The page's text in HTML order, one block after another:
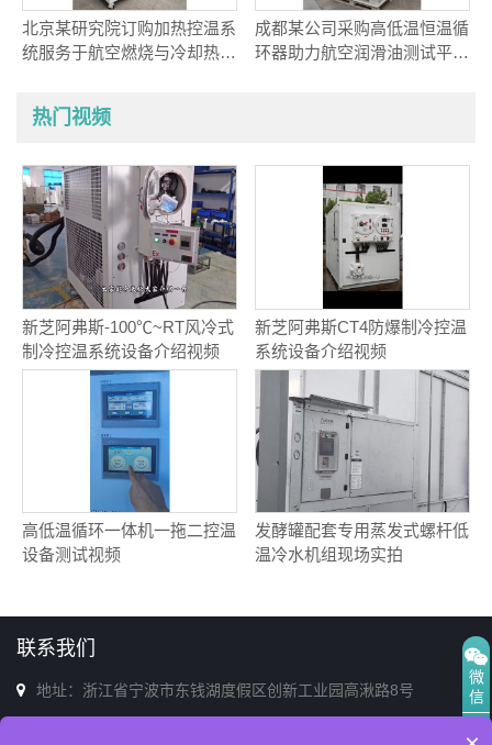
北京某研究院订购加热控温系
统服务于航空燃烧与冷却热耦
成都某公司采购高低温恒温循
环器助力航空润滑油测试平台
热门视频
新芝阿弗斯-100℃~RT风冷式
制冷控温系统设备介绍视频
新芝阿弗斯CT4防爆制冷控温
系统设备介绍视频
高低温循环一体机一拖二控温
设备测试视频
发酵罐配套专用蒸发式螺杆低
温冷水机组现场实拍
联系我们
地址：浙江省宁波市东钱湖度假区创新工业园高湫路8号
微
信